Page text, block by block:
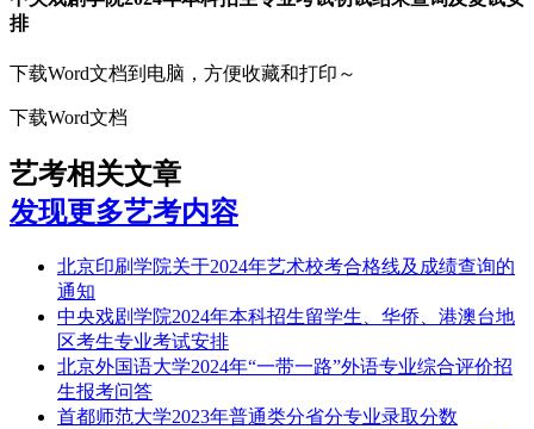
排
下载Word文档到电脑，方便收藏和打印～
下载Word文档
艺考相关文章
发现更多艺考内容
北京印刷学院关于2024年艺术校考合格线及成绩查询的
通知
中央戏剧学院2024年本科招生留学生、华侨、港澳台地
区考生专业考试安排
北京外国语大学2024年“一带一路”外语专业综合评价招
生报考问答
首都师范大学2023年普通类分省分专业录取分数